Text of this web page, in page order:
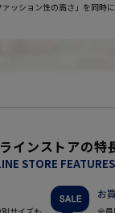
ッション性の高さ」を同時
インストアの特
STORE FEATURES
お